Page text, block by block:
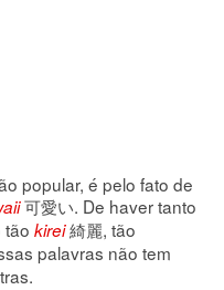
popular, é pelo fato de
可愛い. De haver tanto
tão kirei綺麗, tão
palavras não tem